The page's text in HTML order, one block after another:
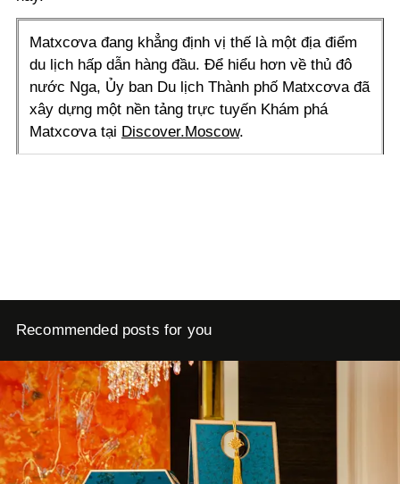
Matxcơva đang khẳng định vị thế là một địa điểm
du lịch hấp dẫn hàng đầu. Để hiểu hơn về thủ đô
nước Nga, Ủy ban Du lịch Thành phố Matxcơva đã
xây dựng một nền tảng trực tuyến Khám phá
Matxcơva tại Discover.Moscow.
Recommended posts for you